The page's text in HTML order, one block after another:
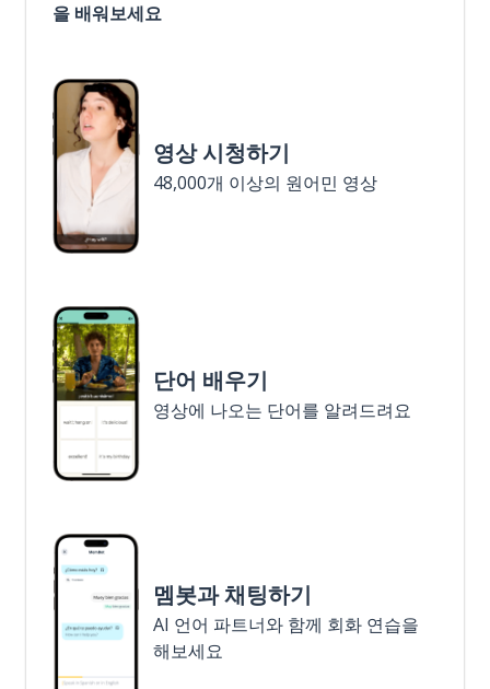
을 배워보세요
영상 시청하기
48,000개 이상의 원어민 영상
단어 배우기
영상에 나오는 단어를 알려드려요
멤봇과 채팅하기
AI 언어 파트너와 함께 회화 연습을
해보세요